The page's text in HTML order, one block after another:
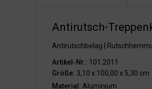
Antirutsch-
Antirutschbelag |
Artikel-Nr.: 101.2011
Größe: 3,10 x 100,00 x 5,30 cm
Material: Aluminium